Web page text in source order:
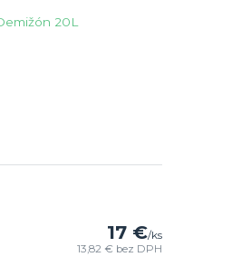
17 €/ks
13,82 € bez DPH